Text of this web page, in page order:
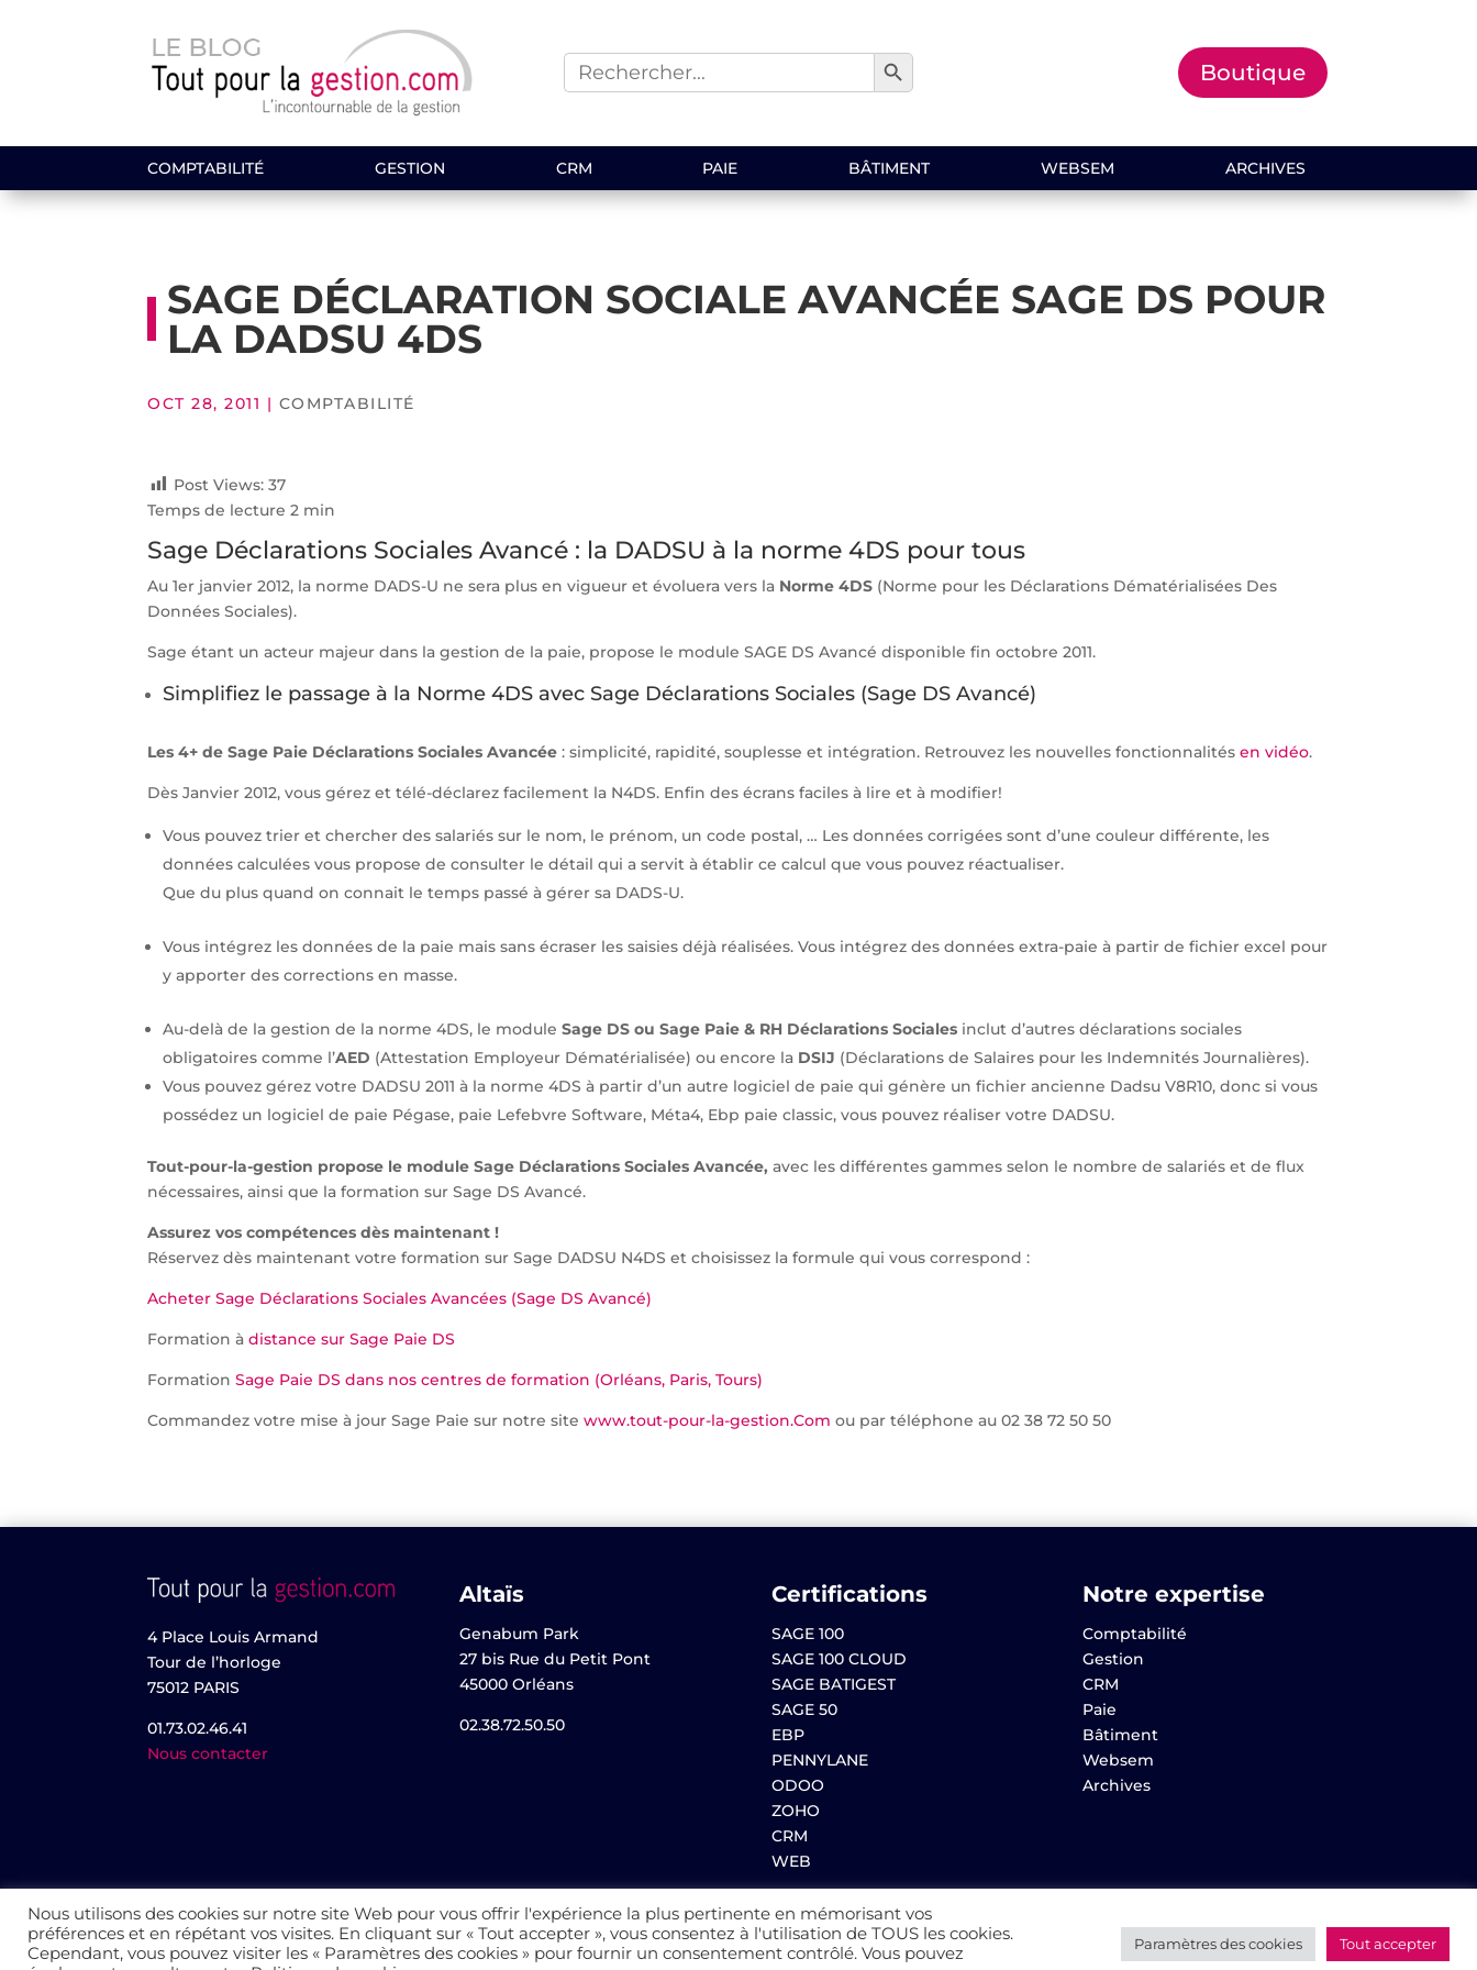
Search
for:
Search Button
Boutique
COMPTABILITÉ GESTION CRM PAIE BÂTIMENT WEBSEM ARCHIVES
SAGE DÉCLARATION SOCIALE AVANCÉE SAGE DS POUR
LA DADSU 4DS
OCT 28, 2011 | COMPTABILITÉ
Post Views: 37
Temps de lecture 2 min
Sage Déclarations Sociales Avancé : la DADSU à la norme 4DS pour tous
Au 1er janvier 2012, la norme DADS-U ne sera plus en vigueur et évoluera vers la Norme 4DS (Norme pour les Déclarations Dématérialisées Des
Données Sociales).
Sage étant un acteur majeur dans la gestion de la paie, propose le module SAGE DS Avancé disponible fin octobre 2011.
Simplifiez le passage à la Norme 4DS avec Sage Déclarations Sociales (Sage DS Avancé)
Les 4+ de Sage Paie Déclarations Sociales Avancée : simplicité, rapidité, souplesse et intégration. Retrouvez les nouvelles fonctionnalitésen vidéo.
Dès Janvier 2012, vous gérez et télé-déclarez facilement la N4DS. Enfin des écrans faciles à lire et à modifier!
Vous pouvez trier et chercher des salariés sur le nom, le prénom, un code postal, … Les données corrigées sont d’une couleur différente, les
données calculées vous propose de consulter le détail qui a servit à établir ce calcul que vous pouvez réactualiser.
Que du plus quand on connait le temps passé à gérer sa DADS-U.
Vous intégrez les données de la paie mais sans écraser les saisies déjà réalisées. Vous intégrez des données extra-paie à partir de fichier excel pour
y apporter des corrections en masse.
Au-delà de la gestion de la norme 4DS, le moduleSage DS ou Sage Paie & RH Déclarations Sociales inclut d’autres déclarations sociales
obligatoires comme l’AED (Attestation Employeur Dématérialisée) ou encore la DSIJ (Déclarations de Salaires pour les Indemnités Journalières).
Vous pouvez gérez votre DADSU 2011 à la norme 4DS à partir d’un autre logiciel de paie qui génère un fichier ancienne Dadsu V8R10, donc si vous
possédez un logiciel de paie Pégase, paie Lefebvre Software, Méta4, Ebp paie classic, vous pouvez réaliser votre DADSU.
Tout-pour-la-gestion propose le module Sage Déclarations Sociales Avancée,avec les différentes gammes selon le nombre de salariés et de flux
nécessaires, ainsi que la formation sur Sage DS Avancé.
Assurez vos compétences dès maintenant !
Réservez dès maintenant votre formation sur Sage DADSU N4DS et choisissez la formule qui vous correspond :
Acheter Sage Déclarations Sociales Avancées (Sage DS Avancé)
Formation àdistance sur Sage Paie DS
FormationSage Paie DS dans nos centres de formation (Orléans, Paris, Tours)
Commandez votre mise à jour Sage Paie sur notre sitewww.tout-pour-la-gestion.Com ou par téléphone au 02 38 72 50 50
4 Place Louis Armand
Tour de l’horloge
75012 PARIS
01.73.02.46.41
Nous contacter
Altaïs
Genabum Park
27 bis Rue du Petit Pont
45000 Orléans
02.38.72.50.50
Certifications
SAGE 100
SAGE 100 CLOUD
SAGE BATIGEST
SAGE 50
EBP
PENNYLANE
ODOO
ZOHO
CRM
WEB
Notre expertise
Comptabilité
Gestion
CRM
Paie
Bâtiment
Websem
Archives
© 2022 Altaïs Mentions légales–Politique de
RéalisationAltaïsWeb
Nous utilisons des cookies sur notre site Web pour vous offrir l'expérience la plus pertinente en mémorisant vos
préférences et en répétant vos visites. En cliquant sur « Tout accepter », vous consentez à l'utilisation de TOUS les cookies.
Cependant, vous pouvez visiter les « Paramètres des cookies » pour fournir un consentement contrôlé. Vous pouvez
Paramètres des cookies Tout accepter